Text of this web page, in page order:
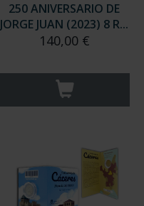
250 ANIVERSARIO DE
JORGE JUAN (2023) 8 R...
140,00 €